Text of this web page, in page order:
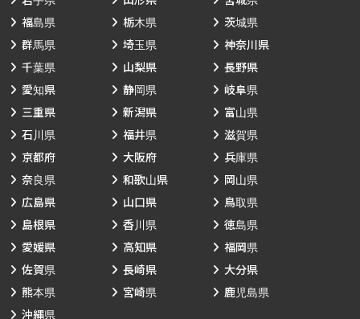
福島県
栃木県
茨城県
群馬県
埼玉県
神奈川県
千葉県
山梨県
長野県
愛知県
静岡県
岐阜県
三重県
新潟県
富山県
石川県
福井県
滋賀県
京都府
大阪府
兵庫県
奈良県
和歌山県
岡山県
広島県
山口県
鳥取県
島根県
香川県
徳島県
愛媛県
高知県
福岡県
佐賀県
長崎県
大分県
熊本県
宮崎県
鹿児島県
沖縄県